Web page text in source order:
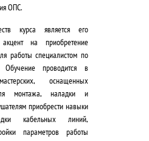
ОПС.
курса является его
на приобретение
работы специалистом по
проводится в
оснащенных
монтажа, наладки и
приобрести навыки
кабельных линий,
параметров работы